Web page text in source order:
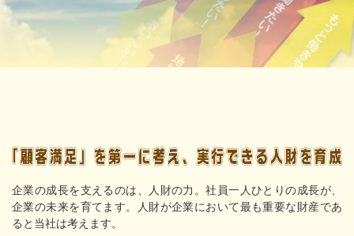
企業の成長を支えるのは、人財の力。社員一人ひとりの成長が、
企業の未来を育てます。人財が企業において最も重要な財産であ
ると当社は考えます。